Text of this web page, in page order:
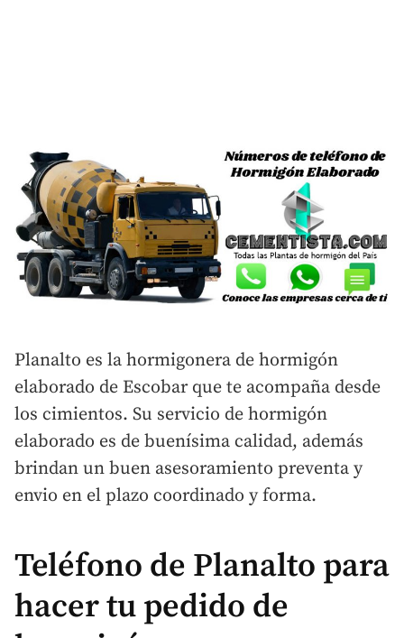
Planalto es la hormigonera de hormigón
elaborado de Escobar que te acompaña desde
los cimientos. Su servicio de hormigón
elaborado es de buenísima calidad, además
brindan un buen asesoramiento preventa y
envio en el plazo coordinado y forma.
Teléfono de Planalto para
hacer tu pedido de